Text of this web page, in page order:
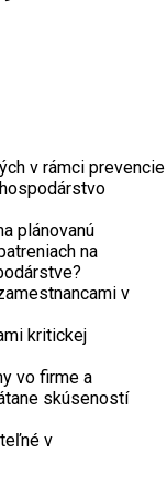
v rámci prevencie
plánovanú
na
v
kritickej
vo firme a
skúseností
v